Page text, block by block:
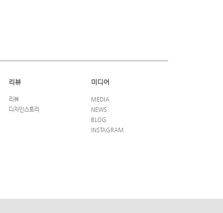
리뷰
리뷰
디자인스토리
미디어
MEDIA
NEWS
BLOG
INSTAGRAM